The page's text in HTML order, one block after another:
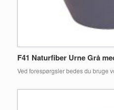
F41 Naturfiber Urne Grå
Ved forespørgsler bedes du bruge